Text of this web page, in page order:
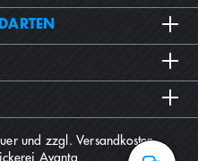
und zzgl.Versandkosten.
Avanta